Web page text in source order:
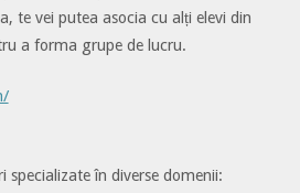
te vei putea asocia cu alți elevi din
a forma grupe de lucru.
specializate în diverse domenii: